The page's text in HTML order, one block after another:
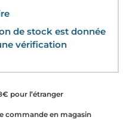
de stock est donnée
vérification
pour l’étranger
commande en magasin